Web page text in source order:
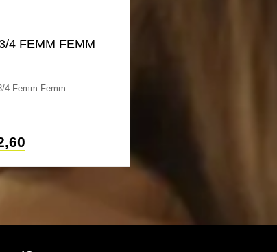
4 FEMM FEMM
4 Femm Femm